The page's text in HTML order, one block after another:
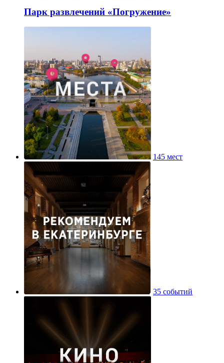
Парк развлечений «Погружение»
145 мест
35 событий